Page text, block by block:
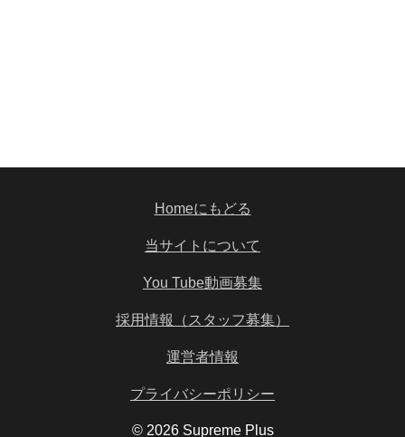
Homeにもどる
当サイトについて
You Tube動画募集
採用情報（スタッフ募集）
運営者情報
プライバシーポリシー
© 2026 Supreme Plus